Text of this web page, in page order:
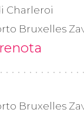
Charleroi
Bruxelles
Bruxelles